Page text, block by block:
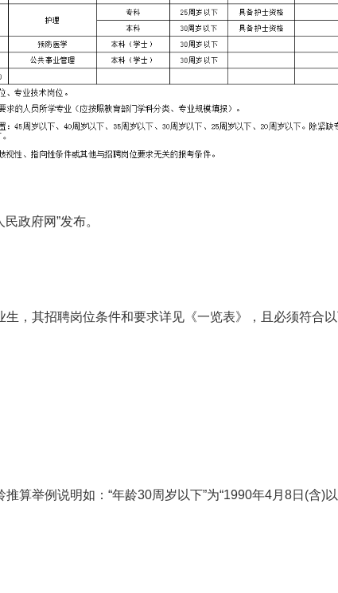
政府网”发布。
，其招聘岗位条件和要求详见《一览表》，且必须符合以
算举例说明如：“年龄30周岁以下”为“1990年4月8日(含)